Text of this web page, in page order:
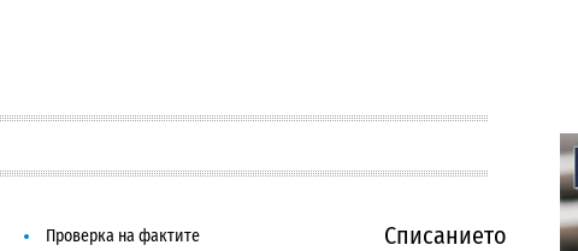
Проверка на фактите Списанието